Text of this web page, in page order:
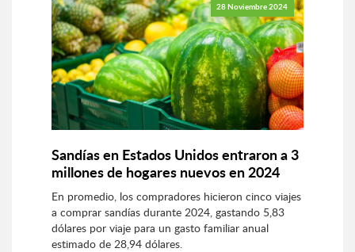
28 Noviembre 2024
Sandías en Estados Unidos entraron a 3
millones de hogares nuevos en 2024
En promedio, los compradores hicieron cinco viajes
a comprar sandías durante 2024, gastando 5,83
dólares por viaje para un gasto familiar anual
estimado de 28,94 dólares.